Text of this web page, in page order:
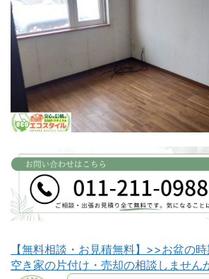
【無料相談・お見積無料】>>お盆の
空き家の片付け・売却の相談しません